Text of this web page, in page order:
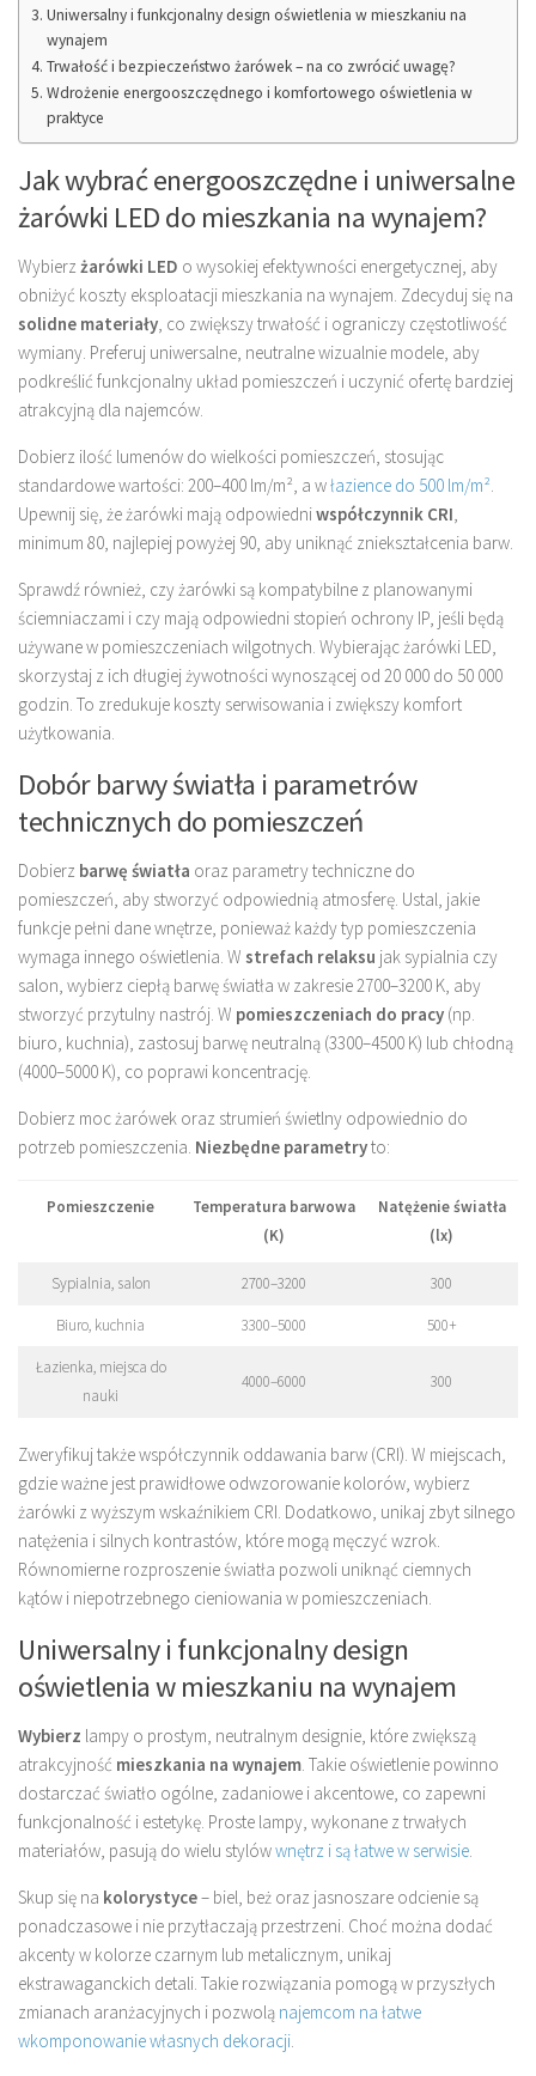
Uniwersalny i funkcjonalny design oświetlenia w mieszkaniu na
wynajem
Trwałość i bezpieczeństwo żarówek – na co zwrócić uwagę?
Wdrożenie energooszczędnego i komfortowego oświetlenia w
praktyce
Jak wybrać energooszczędne i uniwersalne
żarówki LED do mieszkania na wynajem?
Wybierz żarówki LED o wysokiej efektywności energetycznej, aby
obniżyć koszty eksploatacji mieszkania na wynajem. Zdecyduj się na
solidne materiały , co zwiększy trwałość i ograniczy częstotliwość
wymiany. Preferuj uniwersalne, neutralne wizualnie modele, aby
podkreślić funkcjonalny układ pomieszczeń i uczynić ofertę bardziej
atrakcyjną dla najemców.
Dobierz ilość lumenów do wielkości pomieszczeń, stosując
standardowe wartości: 200–400 lm/m², a włazience do 500 lm/m²
Upewnij się, że żarówki mają odpowiedniwspółczynnik CRI
minimum 80, najlepiej powyżej 90, aby uniknąć zniekształcenia barw.
Sprawdź również, czy żarówki są kompatybilne z planowanymi
ściemniaczami i czy mają odpowiedni stopień ochrony IP, jeśli będą
używane w pomieszczeniach wilgotnych. Wybierając żarówki LED,
skorzystaj z ich długiej żywotności wynoszącej od 20 000 do 50 000
godzin. To zredukuje koszty serwisowania i zwiększy komfort
użytkowania.
Dobór barwy światła i parametrów
technicznych do pomieszczeń
Dobierz barwę światła oraz parametry techniczne do
pomieszczeń, aby stworzyć odpowiednią atmosferę. Ustal, jakie
funkcje pełni dane wnętrze, ponieważ każdy typ pomieszczenia
wymaga innego oświetlenia. W strefach relaksu jak sypialnia czy
salon, wybierz ciepłą barwę światła w zakresie 2700–3200 K, aby
stworzyć przytulny nastrój. W pomieszczeniach do pracy (np.
biuro, kuchnia), zastosuj barwę neutralną (3300–4500 K) lub chłodną
(4000–5000 K), co poprawi koncentrację.
Dobierz moc żarówek oraz strumień świetlny odpowiednio do
potrzeb pomieszczenia. Niezbędne parametryto:
Pomieszczenie
Temperatura barwowa
(K)
Natężenie światła
(lx)
Sypialnia, salon 2700–3200 300
Biuro, kuchnia 3300–5000 500+
Łazienka, miejsca do
nauki
4000–6000 300
Zweryfikuj także współczynnik oddawania barw (CRI). W miejscach,
gdzie ważne jest prawidłowe odwzorowanie kolorów, wybierz
żarówki z wyższym wskaźnikiem CRI. Dodatkowo, unikaj zbyt silnego
natężenia i silnych kontrastów, które mogą męczyć wzrok.
Równomierne rozproszenie światła pozwoli uniknąć ciemnych
kątów i niepotrzebnego cieniowania w pomieszczeniach.
Uniwersalny i funkcjonalny design
oświetlenia w mieszkaniu na wynajem
Wybierz lampy o prostym, neutralnym designie, które zwiększą
atrakcyjność mieszkania na wynajem. Takie oświetlenie powinno
dostarczać światło ogólne, zadaniowe i akcentowe, co zapewni
funkcjonalność i estetykę. Proste lampy, wykonane z trwałych
materiałów, pasują do wielu stylówwnętrz i są łatwe w serwisie.
Skup się na kolorystyce– biel, beż oraz jasnoszare odcienie są
ponadczasowe i nie przytłaczają przestrzeni. Choć można dodać
akcenty w kolorze czarnym lub metalicznym, unikaj
ekstrawaganckich detali. Takie rozwiązania pomogą w przyszłych
zmianach aranżacyjnych i pozwolą najemcom na łatwe
wkomponowanie własnych dekoracji.